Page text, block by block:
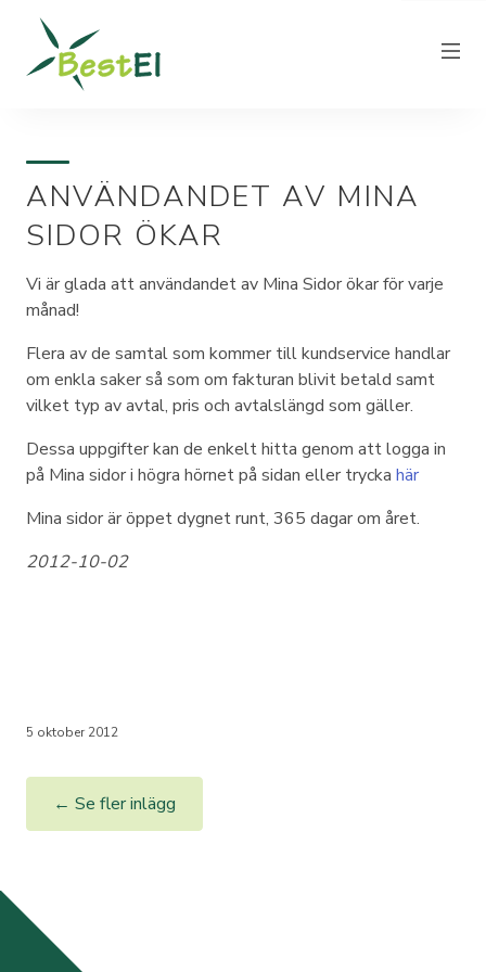
NYHETER
OM OSS
VÅRA ELPRISER
KUNDTJÄNST
PRODUCERA EL
FAKTURAINFORMATION
ANVÄNDANDET AV MINA
SIDOR ÖKAR
Vi är glada att användandet av Mina Sidor ökar för varje
månad!
Flera av de samtal som kommer till kundservice handlar
om enkla saker så som om fakturan blivit betald samt
vilket typ av avtal, pris och avtalslängd som gäller.
Dessa uppgifter kan de enkelt hitta genom att logga in
på Mina sidor i högra hörnet på sidan eller trycka här
Mina sidor är öppet dygnet runt, 365 dagar om året.
2012-10-02
5 oktober 2012
← Se fler inlägg